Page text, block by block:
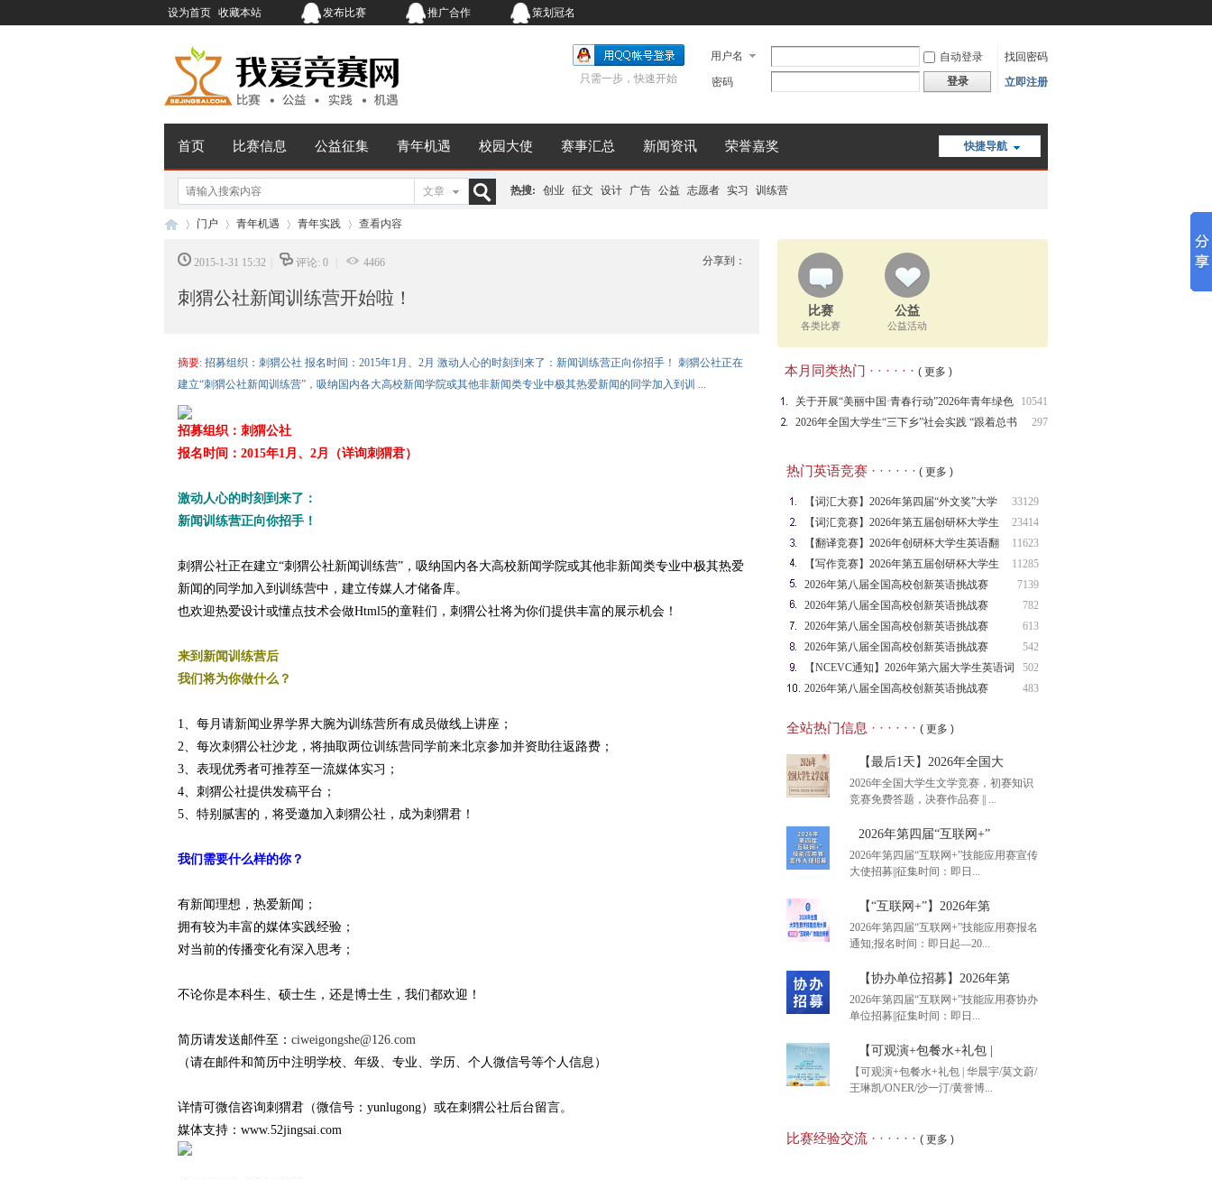
设为首页 收藏本站 发布比赛 推广合作 策划冠名
用户名 自动登录
找回密码
密码
登录 立即注册
只需一步，快速开始
快捷导航
首页 比赛信息 公益征集 青年机遇 校园大使 赛事汇总 新闻资讯 荣誉嘉奖
文章 热搜: 创业 征文 设计 广告 公益 志愿者 实习 训练营
›
门户
›
青年机遇
›
青年实践
›
查看内容
分享到：
2015-1-31 15:32 评论: 0 4466
刺猬公社新闻训练营开始啦！
摘要: 招募组织：刺猬公社 报名时间：2015年1月、2月 激动人心的时刻到来了：新闻训练营正向你招手！ 刺猬公社正在
建立“刺猬公社新闻训练营”，吸纳国内各大高校新闻学院或其他非新闻类专业中极其热爱新闻的同学加入到训 ...
招募组织：刺猬公社
报名时间：2015年1月、2月（详询刺猬君）
激动人心的时刻到来了：
新闻训练营正向你招手！
刺猬公社正在建立“刺猬公社新闻训练营”，吸纳国内各大高校新闻学院或其他非新闻类专业中极其热爱
新闻的同学加入到训练营中，建立传媒人才储备库。
也欢迎热爱设计或懂点技术会做Html5的童鞋们，刺猬公社将为你们提供丰富的展示机会！
来到新闻训练营后
我们将为你做什么？
1、每月请新闻业界学界大腕为训练营所有成员做线上讲座；
2、每次刺猬公社沙龙，将抽取两位训练营同学前来北京参加并资助往返路费；
3、表现优秀者可推荐至一流媒体实习；
4、刺猬公社提供发稿平台；
5、特别腻害的，将受邀加入刺猬公社，成为刺猬君！
我们需要什么样的你？
有新闻理想，热爱新闻；
拥有较为丰富的媒体实践经验；
对当前的传播变化有深入思考；
不论你是本科生、硕士生，还是博士生，我们都欢迎！
简历请发送邮件至： ciweigongshe@126.com
（请在邮件和简历中注明学校、年级、专业、学历、个人微信号等个人信息）
详情可微信咨询刺猬君（微信号：yunlugong）或在刺猬公社后台留言。
媒体支持：www.52jingsai.com
比赛
各类比赛
公益
公益活动
本月同类热门 · · · · · · ( 更多 )
10541
关于开展“美丽中国·青春行动”2026年青年绿色
长征科考实践活动的通知（附2025年入选团队名单）
297
2026年全国大学生“三下乡”社会实践 “跟着总书
热门英语竞赛 · · · · · · ( 更多 )
33129
【词汇大赛】2026年第四届“外文奖”大学
生
23414
【词汇竞赛】2026年第五届创研杯大学生
英语
11623
【翻译竞赛】2026年创研杯大学生英语翻
译竞
11285
【写作竞赛】2026年第五届创研杯大学生
英语
7139
2026年第八届全国高校创新英语挑战赛
（NCIE
782
2026年第八届全国高校创新英语挑战赛
613
2026年第八届全国高校创新英语挑战赛
（NCIE
542
2026年第八届全国高校创新英语挑战赛
（NCIE
502
【NCEVC通知】2026年第六届大学生英语词
汇
483
2026年第八届全国高校创新英语挑战赛
全站热门信息 · · · · · · ( 更多 )
【最后1天】2026年全国大
2026年全国大学生文学竞赛，初赛知识
竞赛免费答题，决赛作品赛 || ...
【最后1天】2026年全国大
2026年第四届“互联网+”
2026年第四届“互联网+”技能应用赛宣传
大使招募||征集时间：即日...
2026年第四届“互联网+”
【“互联网+”】2026年第
2026年第四届“互联网+”技能应用赛报名
通知;报名时间：即日起—20...
【“互联网+”】2026年第
【协办单位招募】2026年第
2026年第四届“互联网+”技能应用赛协办
单位招募||征集时间：即日...
【协办单位招募】2026年第
【可观演+包餐水+礼包 |
【可观演+包餐水+礼包 | 华晨宇/莫文蔚/
王琳凯/ONER/沙一汀/黄誉博...
比赛经验交流 · · · · · · ( 更多 )